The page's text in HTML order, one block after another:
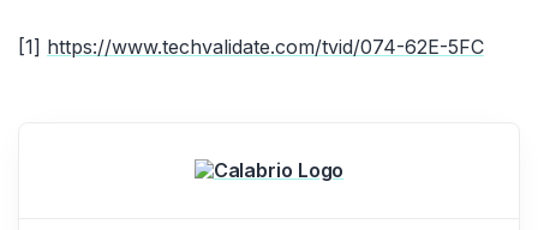
[1] https://www.techvalidate.com/tvid/074-62E-5FC